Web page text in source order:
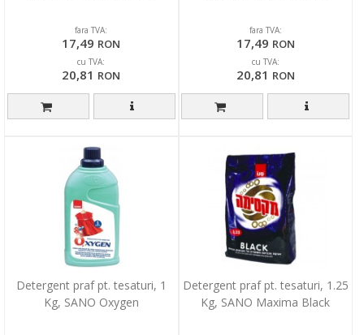
fara TVA:
17,49 RON
cu TVA:
20,81 RON
fara TVA:
17,49 RON
cu TVA:
20,81 RON
Detergent praf pt. tesaturi, 1
Kg, SANO Oxygen
Detergent praf pt. tesaturi, 1.25
Kg, SANO Maxima Black